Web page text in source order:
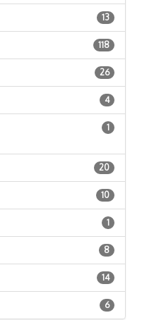
13
118
26
4
1
20
10
1
8
14
6